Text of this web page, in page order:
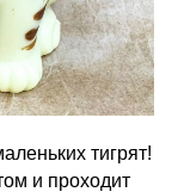
тигрят!
и проходит